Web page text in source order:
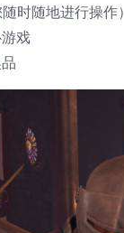
时随地进行操作）
戏